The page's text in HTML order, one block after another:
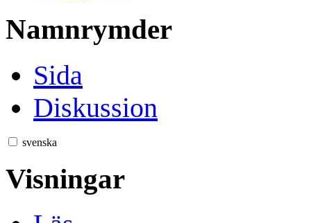
Namnrymder
Sida
Diskussion
svenska
Visningar